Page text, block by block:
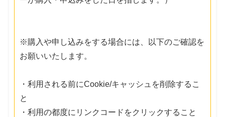
※購入や申し込みをする場合には、以下のご確認を
お願いいたします。
・利用される前にCookie/キャッシュを削除するこ
と
・利用の都度にリンクコードをクリックすること